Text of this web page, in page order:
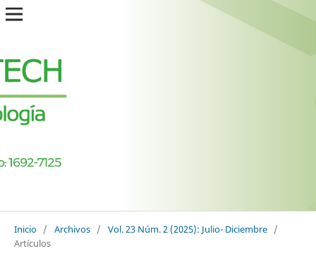
Inicio / Archivos / Vol. 23 Núm. 2 (2025): Julio- Diciembre /
Artículos